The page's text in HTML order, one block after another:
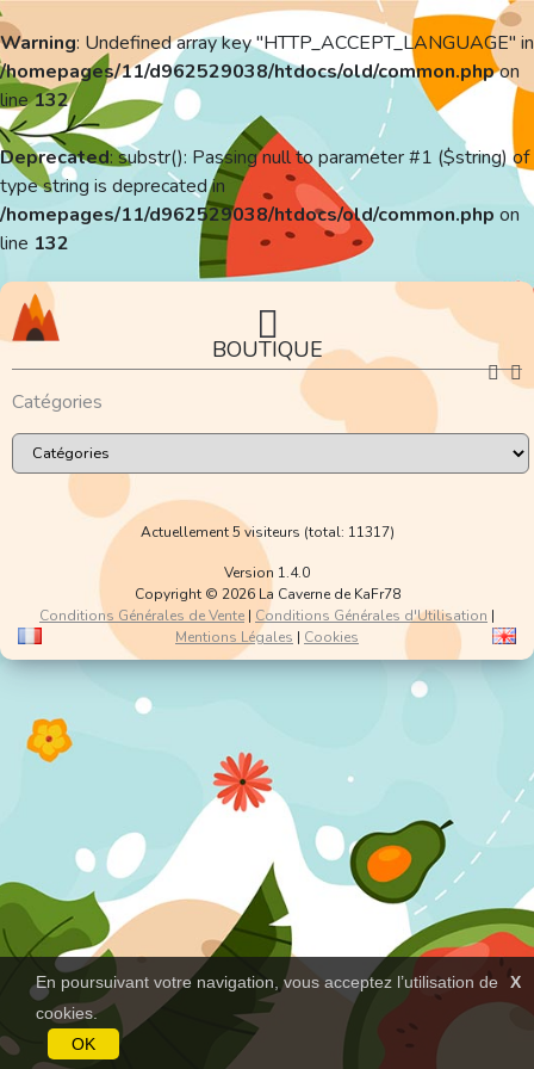
Warning: Undefined array key "HTTP_ACCEPT_LANGUAGE" in
/homepages/11/d962529038/htdocs/old/common.phpon
line132
Deprecated: substr(): Passing null to parameter #1 ($string) of
type string is deprecated in
/homepages/11/d962529038/htdocs/old/common.php on
line 132
BOUTIQUE
Catégories
Actuellement 5 visiteurs (total: 11317)
Version 1.4.0
Copyright © 2026 La Caverne de KaFr78
Conditions Générales de Vente | Conditions Générales d'Utilisation |
Mentions Légales | Cookies
X
En poursuivant votre navigation, vous acceptez l’utilisation de
cookies.
OK